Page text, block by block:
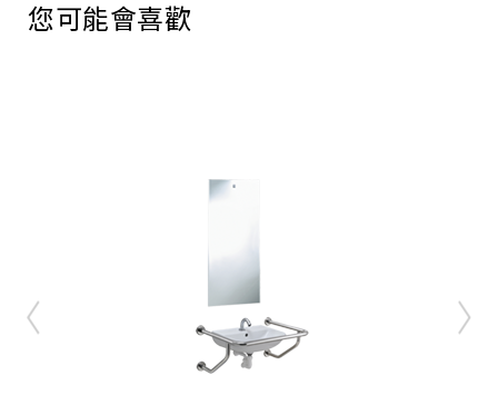
您可能會喜歡